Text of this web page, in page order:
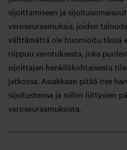
sijoittamiseen ja
veroseuraamuksia, joiden
välttämättä ole huomioitu tässä
riippuu verotuksesta, joka
sijoittajan henkilökohtaisesta
jatkossa. Asiakkaan pitää itse
sijoitustensa ja niihin liittyvien
veroseuraamuksista.